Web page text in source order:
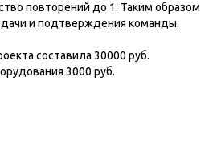
повторений до 1. Таким образом
и подтверждения команды.
составила 30000 руб.
3000 руб.